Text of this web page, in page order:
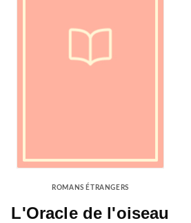
ROMANS ÉTRANGERS
L'Oracle de l'oiseau